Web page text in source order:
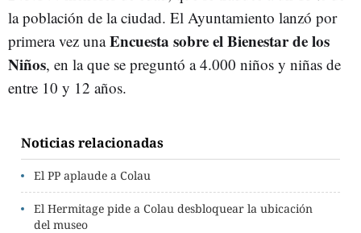
la población de la ciudad. El Ayuntamiento lanzó por
primera vez unaEncuesta sobre el Bienestar de los
Niños, en la que se preguntó a 4.000 niños y niñas de
entre 10 y 12 años.
Noticias relacionadas
El PP aplaude a Colau
El Hermitage pide a Colau desbloquear la ubicación
del museo